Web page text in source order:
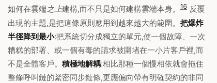
如何在雲端之上建構,而不只是如何建構雲端本身。 16 反覆
出現的主題,是把這條原則應用到越來越大的範圍。 把爆炸
半徑降到最小:把系統切分成獨立的單元,使一個故障、一次
糟糕的部署、或一個有毒的請求被圍堵在一小片客戶裡,而
不是全體客戶。 積極地解耦:相比那種一個慢相依就會拖住
整條呼叫鏈的緊密同步鏈條,更應偏向帶有明確契約的非同